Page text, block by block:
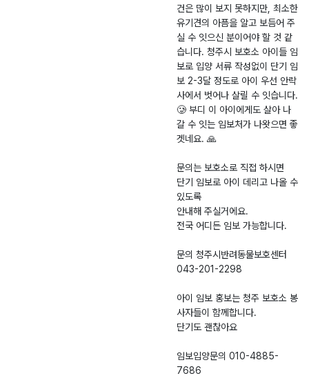
조건 많이 바라지 않
습니다. 다만… 유기
된 아이들의 두려움과
상처를 이해해 주시
고, 조금만 따뜻하게
안아주실 수 있는 분
이면 됩니다. 청주시
보호소 아이들은 입양
서류 없이도 2~3개월
단기 임시보호만으로
나 다시 살아갈 시간
을 얻을 수 있습니다.
니다. 그 잠깐이 아이
에겐 평생 잊지 못할
도 철장 안에서 누군
가 자신을 데리러 와
있습니다. 부디 이 아
이에게도 살아남을 기
회가 생길 수 있도록
어디서든 임보 가능합
건은 많이 보지 못하지만, 최소한
유기견의 아픔을 알고 보듬어 주
실 수 잇으신 분이어야 할 것 같
습니다. 청주시 보호소 아이들 임
보로 입양 서류 작성없이 단기 임
보 2-3달 정도로 아이 우선 안락
사에서 벗어나 살릴 수 잇습니다.
🥲 부디 이 아이에게도 살아 나
갈 수 잇는 임보처가 나왓으면 좋
겟네요. 🙏
문의는 보호소로 직접 하시면
단기 임보로 아이 데리고 나올 수
있도록
안내해 주실거에요.
전국 어디든 임보 가능합니다.
문의 청주시반려동물보호센터
043-201-2298
아이 임보 홍보는 청주 보호소 봉
사자들이 함께합니다.
단기도 괜찮아요
임보입양문의 010-4885-